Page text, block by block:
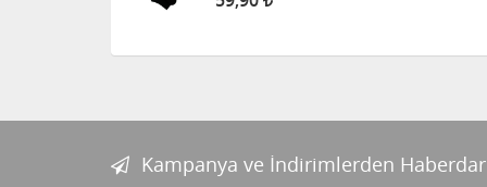
Kampanya ve İndirimlerden